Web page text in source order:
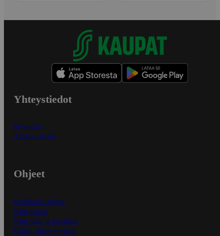
Yhteystiedot
Myymälät
Asiakaspalvelu
Ohjeet
Ensitilaajan ohjeet
Näin maksat
Näin tilaat ja muokkaat
Kaikki ohjeet ja vinkit